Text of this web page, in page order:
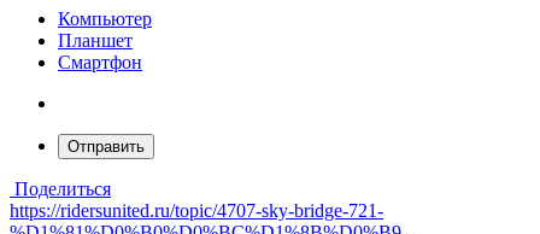
Компьютер
Планшет
Смартфон
Отправить
Поделиться
https://ridersunited.ru/topic/4707-sky-bridge-721-